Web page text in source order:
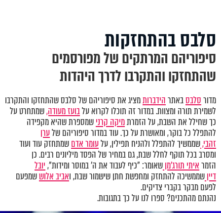
סלבס בהתחזקות
סיפוריהם המרתקים של מפורסמים
שהתחזקו והתקרבו לדרך היהדות
מדורסלבסבאתרהידברותמציג את סיפוריהם של סלבס שהתחזקו והתקרבו
לשמירת תורה ומצוות. במדור זה תוכלו לקרוא עלבועז מעודה,שמתחרט על
כך שחילל את השבת, על הזמרתמיקה קרנישמספרת שהיא מקפידה
להתפלל כל בוקר, ומאושרת על כך. עוד במדור סיפוריהם שלערן
זהבי,שממשיך להתפלל ולהניח תפילין, עלעומר אדםשמתחזק עוד ועוד
ומסרב בכל תוקף לחלל שבת, גם במחיר של הפסד מיליונים רבים. כן
הזמראיתי תורג'מןשאומר: "כיף לעבוד את ה' במוסר ומידות",יובל
דייןשממשיכה להתחזק ומחפשת חתן שישמור שבת, ואביב אלוששמפעם
לפעם מבקר בקברי צדיקים.
נהנתם מהתכנים? ספרו לנו על כך בתגובות.